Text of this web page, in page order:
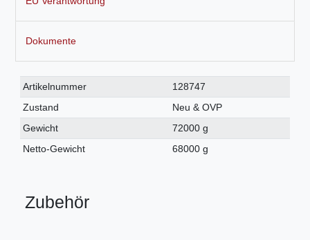
Dokumente
Technisches
Merkmal
Wert
Artikelnummer
128747
Zustand
Neu & OVP
Gewicht
72000 g
Netto-Gewicht
68000 g
Zubehör